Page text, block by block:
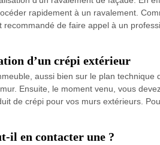
rapidement à un ravalement.
de faire appel à un
d’un crépi extérieur
aussi bien sur le plan technique
Ensuite, le moment venu, vous
de crépi pour vos murs extérieurs.
il en contacter une ?